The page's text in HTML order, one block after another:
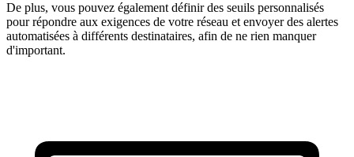
De plus, vous pouvez également définir des seuils personnalisés
pour répondre aux exigences de votre réseau et envoyer des alertes
automatisées à différents destinataires, afin de ne rien manquer
d'important.